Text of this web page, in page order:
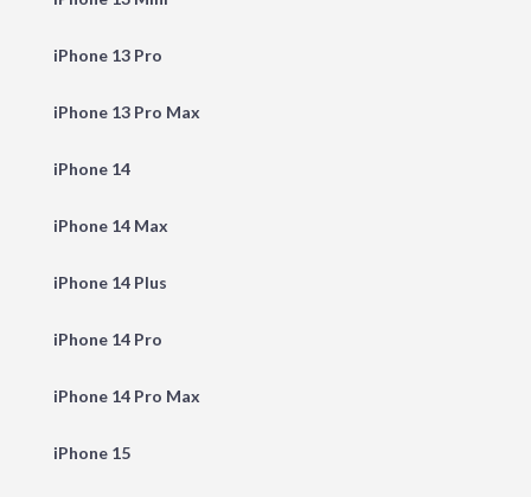
iPhone 13 Pro
iPhone 13 Pro Max
iPhone 14
iPhone 14 Max
iPhone 14 Plus
iPhone 14 Pro
iPhone 14 Pro Max
iPhone 15